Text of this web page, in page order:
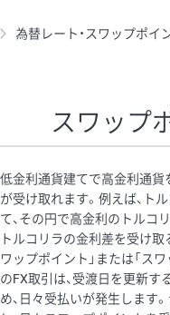
為替レート・スワップポイ
スワップ
低金利通貨建てで高金利通貨
が受け取れます。例えば、ト
て、その円で高金利のトルコ
トルコリラの金利差を受け取
ワップポイント」または「ス
のFX取引は、受渡日を更新
め、日々受払いが発生します